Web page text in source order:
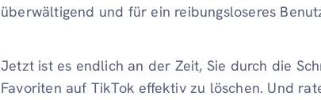
überwältigend und für ein reibungsloseres
Jetzt ist es endlich an der Zeit, Sie durch die
Favoriten auf TikTok effektiv zu löschen. Und